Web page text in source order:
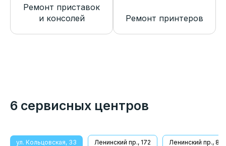
Ремонт приставок
и консолей
Ремонт принтеров
6 сервисных центров
ул. Кольцовская, 33 Ленинский пр., 172 Ленинский пр., 8/1